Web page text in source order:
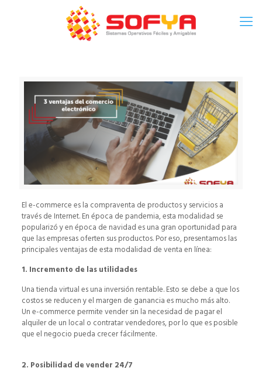
El e-commerce es la compraventa de productos y servicios a
través de Internet. En época de pandemia, esta modalidad se
popularizó y en época de navidad es una gran oportunidad para
que las empresas oferten sus productos. Por eso, presentamos las
principales ventajas de esta modalidad de venta en línea:
1. Incremento de las utilidades
Una tienda virtual es una inversión rentable. Esto se debe a que los
costos se reducen y el margen de ganancia es mucho más alto.
Un e-commerce permite vender sin la necesidad de pagar el
alquiler de un local o contratar vendedores, por lo que es posible
que el negocio pueda crecer fácilmente.